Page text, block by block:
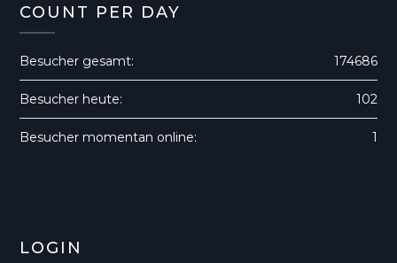
COUNT PER DAY
174686
Besucher gesamt:
102
Besucher heute:
1
Besucher momentan online:
LOGIN